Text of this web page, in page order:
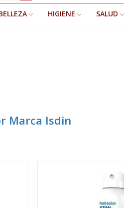
HIGIENE SALUD
Marca Isdin